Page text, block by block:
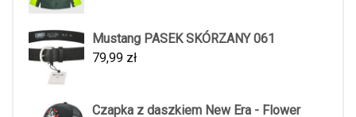
Mustang PASEK SKÓRZANY 061
79,99 zł
Czapka z daszkiem New Era - Flower